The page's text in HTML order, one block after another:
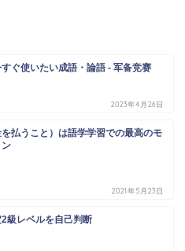
ぐ使いたい成語・論語 - 军备竞赛
2023年4月26日
払うこと）は語学学習での最高のモ
2021年5月23日
級レベルを自己判断